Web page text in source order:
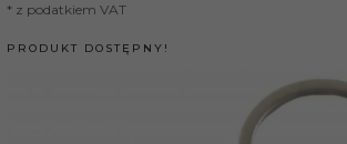
* z podatkiem VAT
PRODUKT DOSTĘPNY!